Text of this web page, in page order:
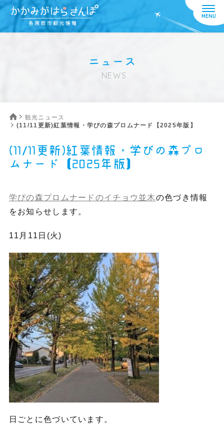
ニュース
NEWS
観光ニュース
(11/11更新)紅葉情報・学びの森プロムナード【2025年版】
(11/11更新)紅葉情報・学びの森プロ
ムナード【2025年版】
学びの森プロムナードのイチョウ並木の色づき情報
をお知らせします。
11月11日(火)
日ごとに色づいています。